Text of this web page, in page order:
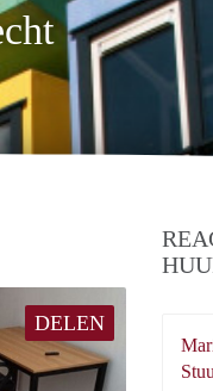
om in Utrecht een kamer te
Kamers Utrecht
to translate KamersUtrecht!
vragen
DELEN